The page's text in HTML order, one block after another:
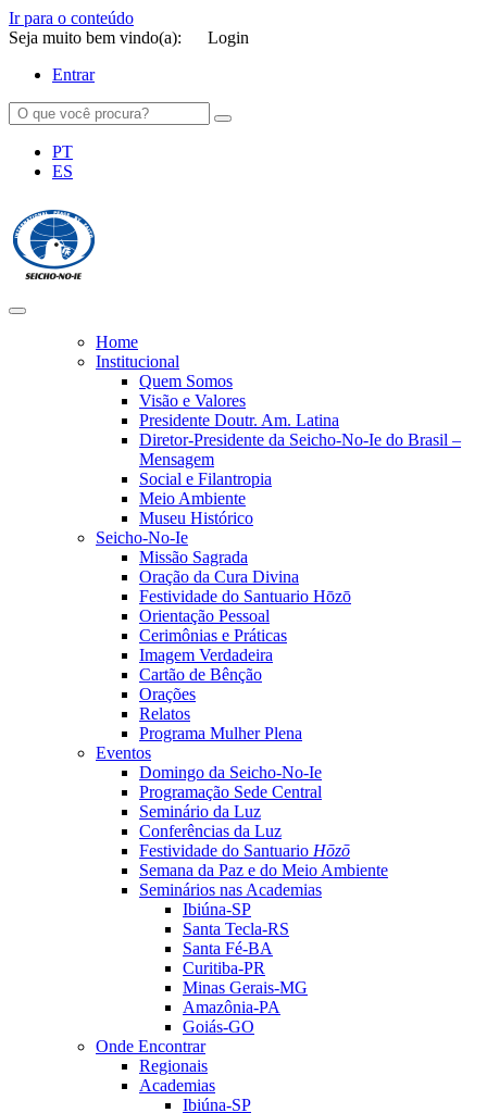
Ir para o conteúdo
Seja muito bem vindo(a):
Login
Entrar
PT
ES
Home
Institucional
Quem Somos
Visão e Valores
Presidente Doutr. Am. Latina
Diretor-Presidente da Seicho-No-Ie do Brasil –
Mensagem
Social e Filantropia
Meio Ambiente
Museu Histórico
Seicho-No-Ie
Missão Sagrada
Oração da Cura Divina
Festividade do Santuario Hōzō
Orientação Pessoal
Cerimônias e Práticas
Imagem Verdadeira
Cartão de Bênção
Orações
Relatos
Programa Mulher Plena
Eventos
Domingo da Seicho-No-Ie
Programação Sede Central
Seminário da Luz
Conferências da Luz
Festividade do Santuario Hōzō
Semana da Paz e do Meio Ambiente
Seminários nas Academias
Ibiúna-SP
Santa Tecla-RS
Santa Fé-BA
Curitiba-PR
Minas Gerais-MG
Amazônia-PA
Goiás-GO
Onde Encontrar
Regionais
Academias
Ibiúna-SP